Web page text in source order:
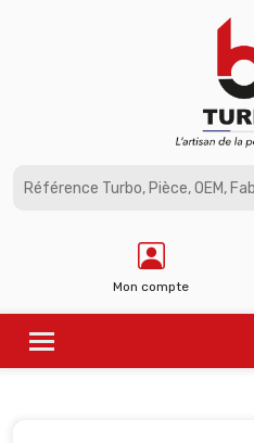
Mon compte
Panneau de gestion des cookies